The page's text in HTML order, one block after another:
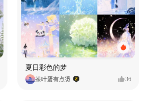
夏日彩色的梦
茶叶蛋有点烫 36